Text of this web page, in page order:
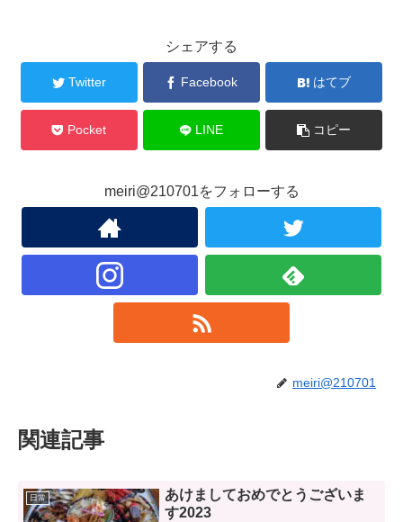
シェアする
Twitter Facebook はてブ
Pocket LINE コピー
meiri@210701をフォローする
meiri@210701
関連記事
日常
あけましておめでとうございま
す2023